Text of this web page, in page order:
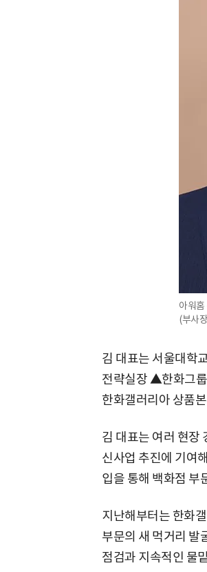
아워
(부사
김 대표는 서울대학
전략실장 ▲한화그
한화갤러리아 상품
김 대표는 여러 현장
신사업 추진에 기여
입을 통해 백화점 부
지난해부터는 한화
부문의 새 먹거리 발
점검과 지속적인 물